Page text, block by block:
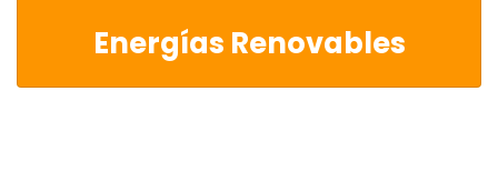
Energías Renovables